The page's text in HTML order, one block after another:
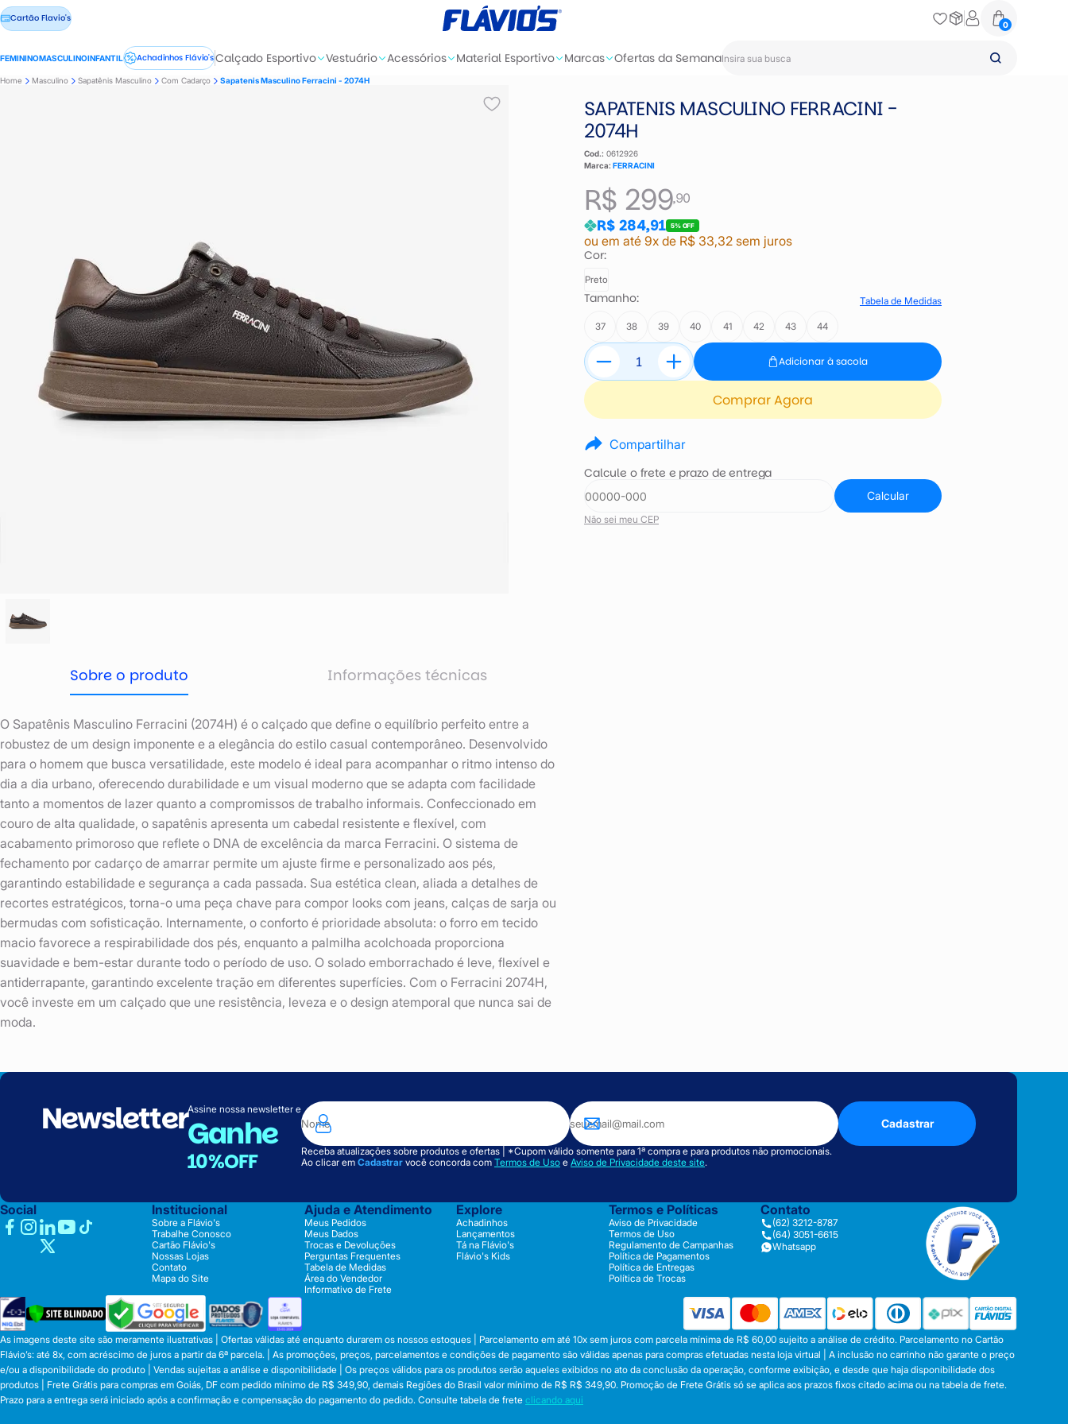
Cartão Flavio's
0
FEMININOMASCULINOINFANTIL Achadinhos Flávio'sCalçado Esportivo Vestuário Acessórios Material Esportivo Marcas Ofertas da Semana
Home Masculino Sapatênis Masculino Com Cadarço Sapatenis Masculino Ferracini - 2074H
SAPATENIS MASCULINO FERRACINI -
2074H
Cod.: 0612926
Marca: FERRACINI
R$ 299,90
R$ 284,91 5% OFF
ou em até 9x de R$ 33,32 sem juros
Cor:
Preto
Tamanho: Tabela de Medidas
37 38 39 40 41 42 43 44
Adicionar à sacola
Comprar Agora
Compartilhar
Calcule o frete e prazo de entrega
Calcular
Não sei meu CEP
Sobre o produto Informações técnicas
O Sapatênis Masculino Ferracini (2074H) é o calçado que define o equilíbrio perfeito entre a
robustez de um design imponente e a elegância do estilo casual contemporâneo. Desenvolvido
para o homem que busca versatilidade, este modelo é ideal para acompanhar o ritmo intenso do
dia a dia urbano, oferecendo durabilidade e um visual moderno que se adapta com facilidade
tanto a momentos de lazer quanto a compromissos de trabalho informais. Confeccionado em
couro de alta qualidade, o sapatênis apresenta um cabedal resistente e flexível, com
acabamento primoroso que reflete o DNA de excelência da marca Ferracini. O sistema de
fechamento por cadarço de amarrar permite um ajuste firme e personalizado aos pés,
garantindo estabilidade e segurança a cada passada. Sua estética clean, aliada a detalhes de
recortes estratégicos, torna-o uma peça chave para compor looks com jeans, calças de sarja ou
bermudas com sofisticação. Internamente, o conforto é prioridade absoluta: o forro em tecido
macio favorece a respirabilidade dos pés, enquanto a palmilha acolchoada proporciona
suavidade e bem-estar durante todo o período de uso. O solado emborrachado é leve, flexível e
antiderrapante, garantindo excelente tração em diferentes superfícies. Com o Ferracini 2074H,
você investe em um calçado que une resistência, leveza e o design atemporal que nunca sai de
moda.
NewsletterAssine nossa newsletter e
Ganhe
10%OFF
Cadastrar
Receba atualizações sobre produtos e ofertas | *Cupom válido somente para 1ª compra e para produtos não promocionais.
Ao clicar em Cadastrar você concorda com Termos de Uso e Aviso de Privacidade deste site.
Social Institucional
Sobre a Flávio's
Trabalhe Conosco
Cartão Flávio's
Nossas Lojas
Contato
Mapa do Site
Ajuda e Atendimento
Meus Pedidos
Meus Dados
Trocas e Devoluções
Perguntas Frequentes
Tabela de Medidas
Área do Vendedor
Informativo de Frete
Explore
Achadinhos
Lançamentos
Tá na Flávio's
Flávio's Kids
Termos e Políticas
Aviso de Privacidade
Termos de Uso
Regulamento de Campanhas
Política de Pagamentos
Política de Entregas
Política de Trocas
Contato
(62) 3212-8787
(64) 3051-6615
Whatsapp
As imagens deste site são meramente ilustrativas | Ofertas válidas até enquanto durarem os nossos estoques | Parcelamento em até 10x sem juros com parcela mínima de R$ 60,00 sujeito a análise de crédito. Parcelamento no Cartão
Flávio’s: até 8x, com acréscimo de juros a partir da 6ª parcela. | As promoções, preços, parcelamentos e condições de pagamento são válidas apenas para compras efetuadas nesta loja virtual | A inclusão no carrinho não garante o preço
e/ou a disponibilidade do produto | Vendas sujeitas a análise e disponibilidade | Os preços válidos para os produtos serão aqueles exibidos no ato da conclusão da operação, conforme exibição, e desde que haja disponibilidade dos
produtos | Frete Grátis para compras em Goiás, DF com pedido mínimo de R$ 349,90, demais Regiões do Brasil valor mínimo de R$ R$ 349,90. Promoção de Frete Grátis só se aplica aos prazos fixos citado acima ou na tabela de frete.
Prazo para a entrega será iniciado após a confirmação e compensação do pagamento do pedido. Consulte tabela de frete clicando aqui